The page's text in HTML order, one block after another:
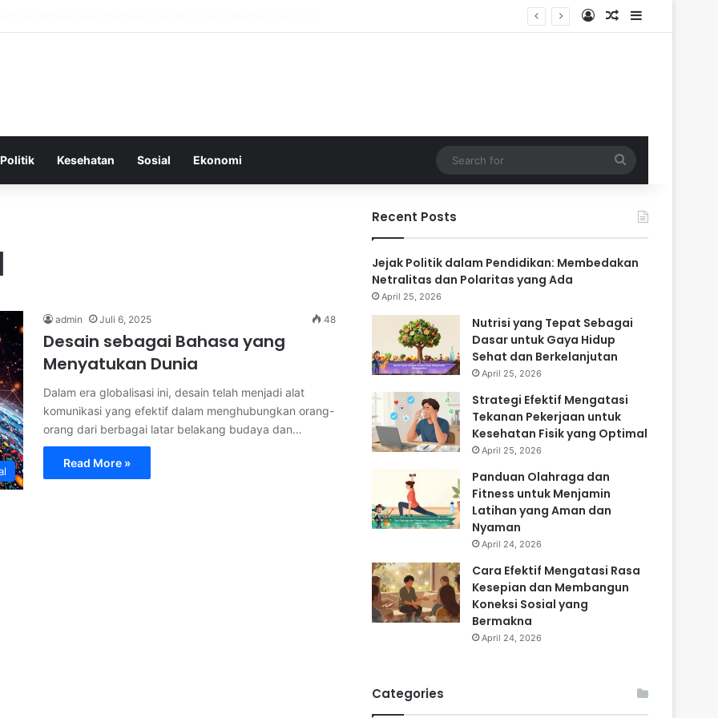
Log InRandom Article
Sidebar
Politik Kesehatan Sosial Ekonomi
for
admin Juli 6, 2025 48
Desain sebagai Bahasa yang
Menyatukan Dunia
Dalam era globalisasi ini, desain telah menjadi alat
komunikasi yang efektif dalam menghubungkan orang-
orang dari berbagai latar belakang budaya dan…
Read More »
Recent Posts
Jejak Politik dalam Pendidikan: Membedakan
Netralitas dan Polaritas yang Ada
April 25, 2026
Nutrisi yang Tepat Sebagai
Dasar untuk Gaya Hidup
Sehat dan Berkelanjutan
April 25, 2026
Strategi Efektif Mengatasi
Tekanan Pekerjaan untuk
Kesehatan Fisik yang Optimal
April 25, 2026
Panduan Olahraga dan
Fitness untuk Menjamin
Latihan yang Aman dan
Nyaman
April 24, 2026
Cara Efektif Mengatasi Rasa
Kesepian dan Membangun
Koneksi Sosial yang
Bermakna
April 24, 2026
Categories